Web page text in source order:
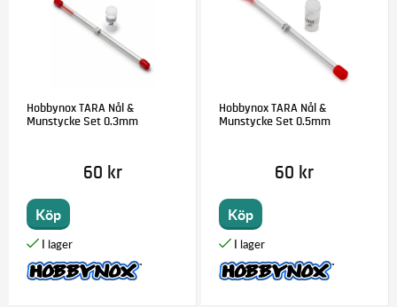
Hobbynox TARA Nål &
Munstycke Set 0.3mm
60 kr
Köp
Hobbynox TARA Nål &
Munstycke Set 0.5mm
60 kr
Köp